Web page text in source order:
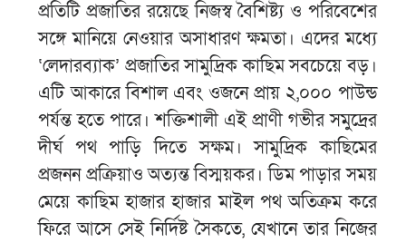
প্রতিটি প্রজাতির রয়েছে নিজস্ব বৈশিষ্ট্য ও পরিবেশের
সঙ্গে মানিয়ে নেওয়ার অসাধারণ ক্ষমতা। এদের মধ্যে
‘লেদারব্যাক’ প্রজাতির সামুদ্রিক কাছিম সবচেয়ে বড়।
এটি আকারে বিশাল এবং ওজনে প্রায় ২,০০০ পাউন্ড
পর্যন্ত হতে পারে। শক্তিশালী এই প্রাণী গভীর সমুদ্রের
দীর্ঘ পথ পাড়ি দিতে সক্ষম। সামুদ্রিক কাছিমের
প্রজনন প্রক্রিয়াও অত্যন্ত বিস্ময়কর। ডিম পাড়ার সময়
মেয়ে কাছিম হাজার হাজার মাইল পথ অতিক্রম করে
ফিরে আসে সেই নির্দিষ্ট সৈকতে, যেখানে তার নিজের